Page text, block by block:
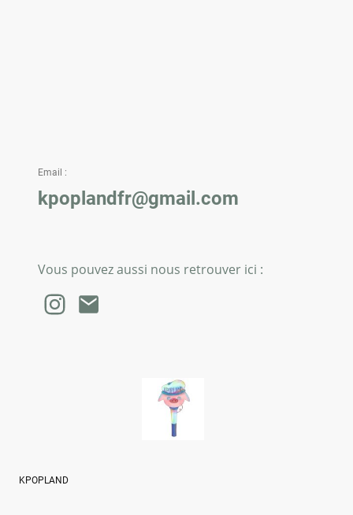
Email :
kpoplandfr@gmail.com
Vous pouvez aussi nous retrouver ici :
KPOPLAND